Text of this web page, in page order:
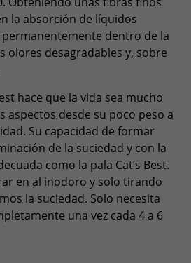
la absorción de líquidos
dentro de la
olores desagradables y, sobre
hace que la vida sea mucho
aspectos desde su poco peso a
Su capacidad de formar
de la suciedad y con la
como la pala Cat’s Best.
en al inodoro y solo tirando
la suciedad. Solo necesita
una vez cada 4 a 6